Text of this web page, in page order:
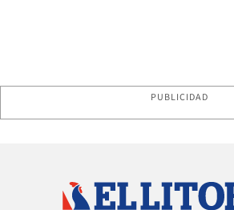
PUBLICIDAD